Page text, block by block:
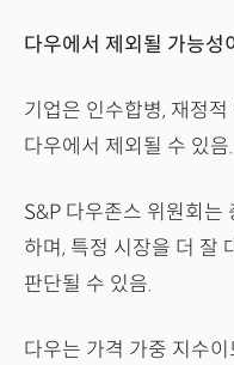
다우에서 제외될 가능성
기업은 인수합병, 재정
다우에서 제외될 수 있음.
S&P 다우존스 위원회는
하며, 특정 시장을 더 잘
판단될 수 있음.
다우는 가격 가중 지수